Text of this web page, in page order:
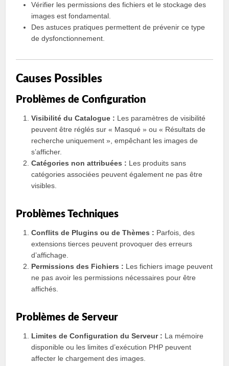
Vérifier les permissions des fichiers et le stockage des
images est fondamental.
Des astuces pratiques permettent de prévenir ce type
de dysfonctionnement.
Causes Possibles
Problèmes de Configuration
Visibilité du Catalogue : Les paramètres de visibilité
peuvent être réglés sur « Masqué » ou « Résultats de
recherche uniquement », empêchant les images de
s’afficher.
Catégories non attribuées : Les produits sans
catégories associées peuvent également ne pas être
visibles.
Problèmes Techniques
Conflits de Plugins ou de Thèmes : Parfois, des
extensions tierces peuvent provoquer des erreurs
d’affichage.
Permissions des Fichiers : Les fichiers image peuvent
ne pas avoir les permissions nécessaires pour être
affichés.
Problèmes de Serveur
Limites de Configuration du Serveur : La mémoire
disponible ou les limites d’exécution PHP peuvent
affecter le chargement des images.